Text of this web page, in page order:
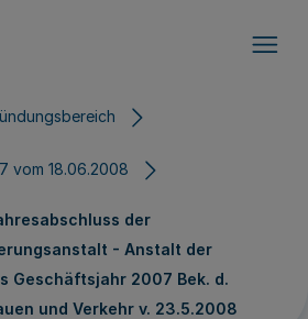
vom 18.06.2008
der
- Anstalt der
Geschäftsjahr 2007 Bek. d.
und Verkehr v. 23.5.2008